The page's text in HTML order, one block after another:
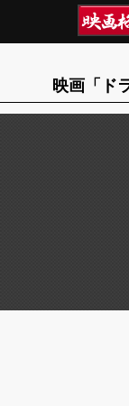
映画「ド